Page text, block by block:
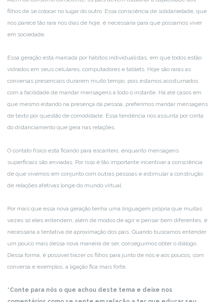
filhos de se colocar no lugar do outro. Essa consciência de solidariedade, que
nos parece tão rara nos dias de hoje, é necessária para que possamos viver
em sociedade.
Essa geração está marcada por hábitos individualistas, em que todos estão
vidrados em seus celulares, computadores e tablets. Hoje são raras as
conversas presenciais durarem muito tempo, pois estamos acostumados
com a facilidade de mandar mensagens a todo o instante. Há até casos em
que mesmo estando na presença da pessoa, preferimos mandar mensagens
de texto por questão de comodidade. Essa tendência nos assunta por conta
do distanciamento que gera nas relações.
O contato físico está ficando para escanteio, enquanto mensagens
superficiais são enviadas. Por isso é tão importante incentivar a consciência
de que vivemos em conjunto com outras pessoas e estimular a construção
de relações afetivas longe do mundo virtual.
Por mais que essa nova geração tenha uma linguagem própria que muitas
vezes só eles entendem, além de modos de agir e pensar bem diferentes, é
necessária a tentativa de aproximação dos pais. Quando buscamos entender
um pouco mais dessa nova maneira de ser, conseguimos obter o diálogo.
Dessa forma, é possível trazer os filhos para junto de nós e aos poucos, com
conversa e exemplos, a ligação fica mais forte.
*Conte para nós o que achou deste tema e deixe nos